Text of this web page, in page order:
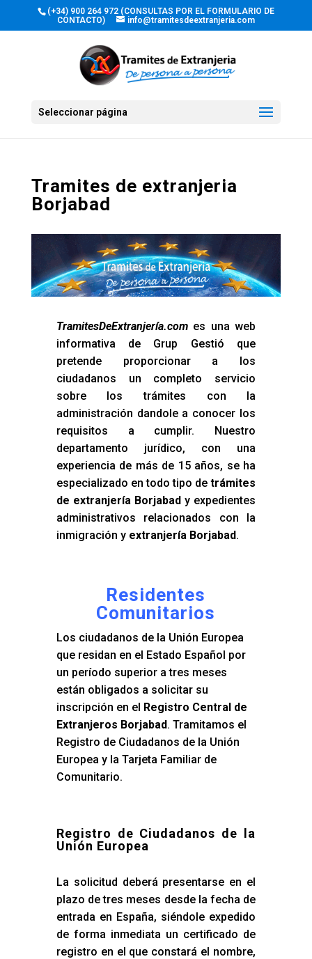
(+34) 900 264 972 (CONSULTAS POR EL FORMULARIO DE
CONTACTO)
info@tramitesdeextranjeria.com
Seleccionar página
Tramites de extranjeria
Borjabad
TramitesDeExtranjería.comes una web
informativa de Grup Gestió que
pretende proporcionar a los
ciudadanos un completo servicio
sobre los trámites con la
administración dandole a conocer los
requisitos a cumplir. Nuestro
departamento jurídico, con una
experiencia de más de 15 años, se ha
especializado en todo tipo detrámites
de extranjería Borjabad y expedientes
administrativos relacionados con la
inmigración y extranjería Borjabad.
Residentes
Comunitarios
Los ciudadanos de la Unión Europea
que residan en el Estado Español por
un período superior a tres meses
están obligados a solicitar su
inscripción en el Registro Central de
Extranjeros Borjabad. Tramitamos el
Registro de Ciudadanos de la Unión
Europea y la Tarjeta Familiar de
Comunitario.
Registro de Ciudadanos de la
Unión Europea
La solicitud deberá presentarse en el
plazo de tres meses desde la fecha de
entrada en España, siéndole expedido
de forma inmediata un certificado de
registro en el que constará el nombre,